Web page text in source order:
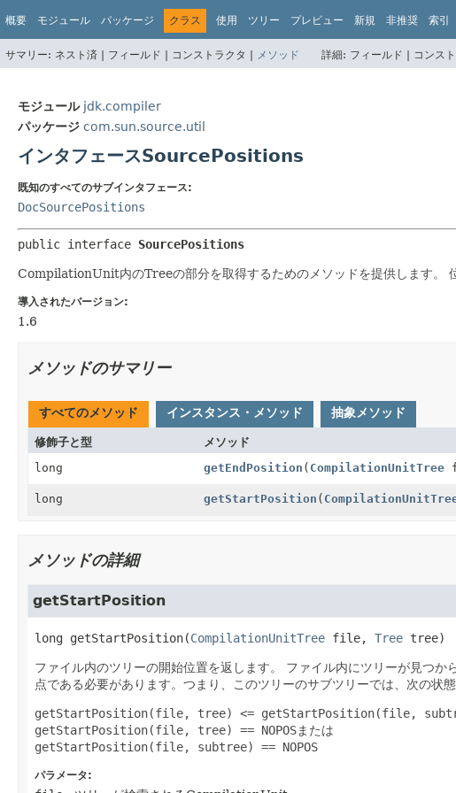
概要 モジュール パッケージ クラス 使用 ツリー プレビュー 新規 非推奨 索引
サマリー: ネスト済 | フィールド | コンストラクタ | メソッド 詳細: フィールド | コンス
モジュール jdk.compiler
パッケージ com.sun.source.util
インタフェースSourcePositions
既知のすべてのサブインタフェース:
DocSourcePositions
public interface SourcePositions
CompilationUnit内のTreeの部分を取得するためのメソッドを提供します。
導入されたバージョン:
1.6
メソッドのサマリー
すべてのメソッド インスタンス・メソッド 抽象メソッド
修飾子と型 メソッド
long
getEndPosition ( CompilationUnitTree
long getStartPosition (
メソッドの詳細
getStartPosition
long getStartPosition(CompilationUnitTree file, Tree tree)
ファイル内のツリーの開始位置を返します。 ファイル内にツリーが見つか
点である必要があります。つまり、このツリーのサブツリーでは、次の状
getStartPosition(file, tree) <= getStartPosition(file,
getStartPosition(file, tree) == NOPOSまたは
getStartPosition(file, subtree) == NOPOS
パラメータ: